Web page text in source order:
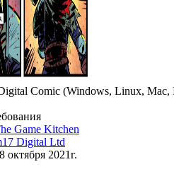
Comic (Windows, Linux, Mac,
Game Kitchen
Digital Ltd
октября 2021г.